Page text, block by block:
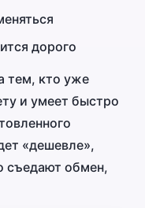
дорого
тем, кто уже
и умеет быстро
«дешевле»,
съедают обмен,